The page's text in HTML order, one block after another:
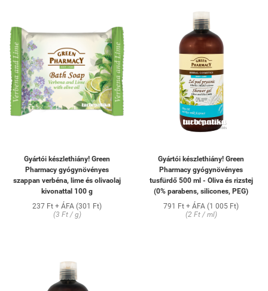
Gyártói készlethiány! Green
Pharmacy gyógynövényes
szappan verbéna, lime és olivaolaj
kivonattal 100 g
237 Ft + ÁFA (301 Ft)
(3 Ft / g)
Gyártói készlethiány! Green
Pharmacy gyógynövényes
tusfürdő 500 ml - Oliva és rizstej
(0% parabens, silicones, PEG)
791 Ft + ÁFA (1 005 Ft)
(2 Ft / ml)